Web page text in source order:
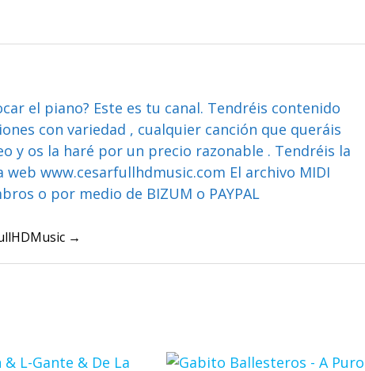
el piano? Este es tu canal. Tendréis contenido
con variedad , cualquier canción que queráis
y os la haré por un precio razonable . Tendréis la
web www.cesarfullhdmusic.com El archivo MIDI
o por medio de BIZUM o PAYPAL
→